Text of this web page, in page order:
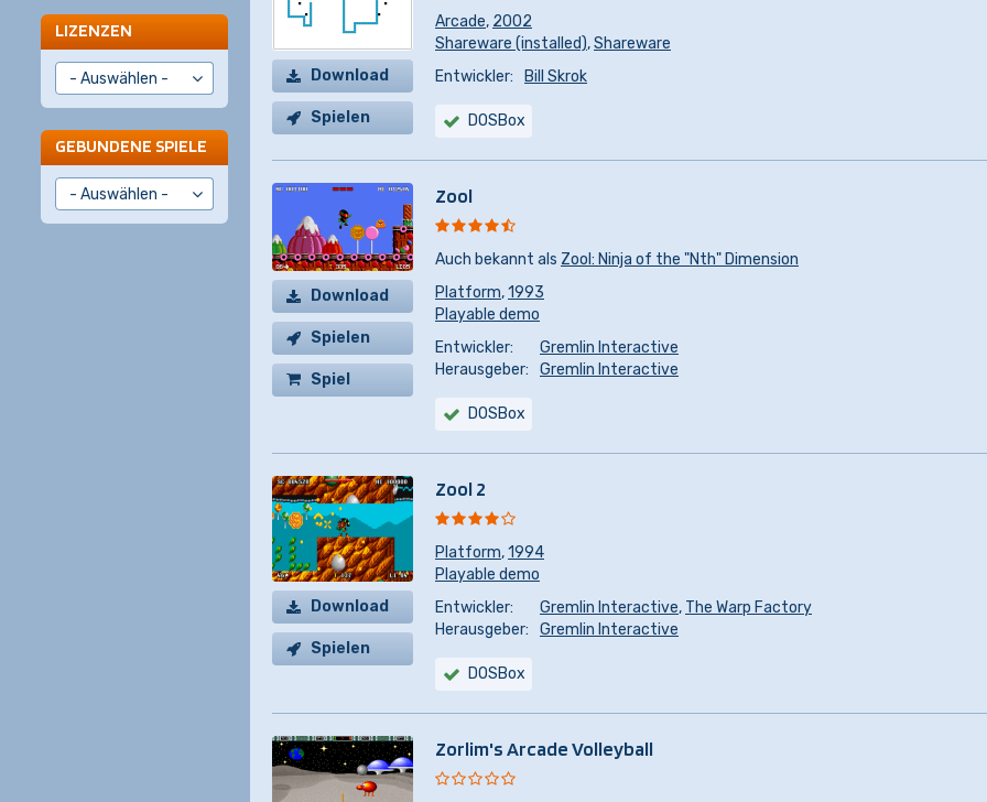
Download
Spielen
Arcade, 2002
Shareware (installed),Shareware
Entwickler:
Bill Skrok
DOSBox
Download
Spielen
Spiel
Zool
Auch bekannt als Zool: Ninja of the "Nth" Dimension
Platform,1993
Playable demo
Entwickler:
Gremlin Interactive
Herausgeber:
Gremlin Interactive
DOSBox
Download
Spielen
Zool 2
Platform,1994
Playable demo
Entwickler:
Gremlin Interactive, The Warp Factory
Herausgeber:
Gremlin Interactive
DOSBox
Zorlim's Arcade Volleyball
LIZENZEN
GEBUNDENE SPIELE